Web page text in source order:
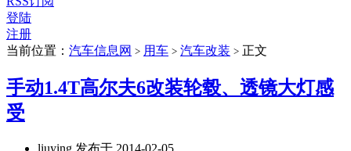
登陆
注册
当前位置： 汽车信息网 > 用车 > 汽车改装 > 正文
手动1.4T高尔夫6改装轮毂、透镜大灯感
受
liuying 发布于 2014-02-05